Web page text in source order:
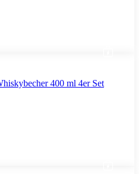
400 ml 4er Set